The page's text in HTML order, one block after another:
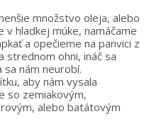
množstvo oleja, alebo
hladkej múke, namáčame
a opečieme na panvici z
strednom ohni, ináč sa
nám neurobí.
aby nám vysala
so zemiakovým,
alebo batátovým